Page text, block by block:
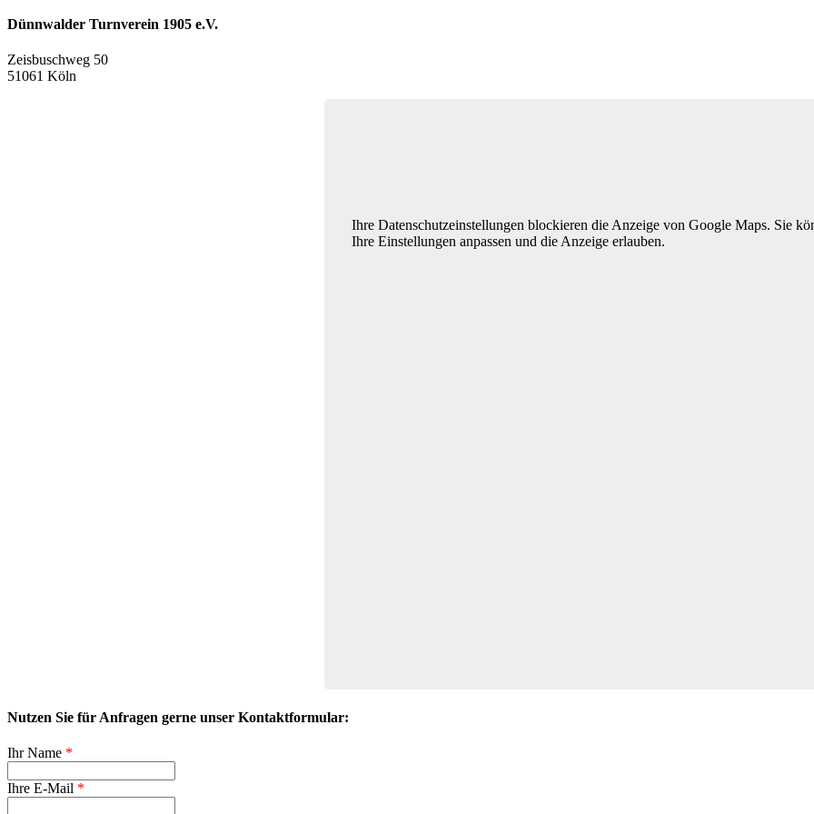
Dünnwalder Turnverein 1905 e.V.
Zeisbuschweg 50
51061 Köln
Ihre Datenschutzeinstellungen blockieren die Anzeige von Google Maps. Sie
Ihre Einstellungen anpassen und die Anzeige erlauben.
Nutzen Sie für Anfragen gerne unser Kontaktformular:
Ihr Name *
Ihre E-Mail *